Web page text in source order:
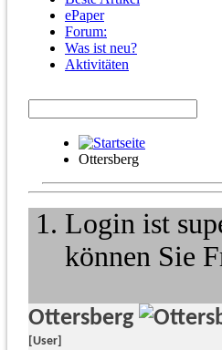
ePaper
Forum:
Was ist neu?
Aktivitäten
Ottersberg
Login ist
können Sie
Ottersberg
[User]